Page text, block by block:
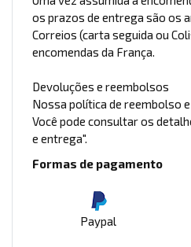
os prazos de entrega são os
Correios (carta seguida ou
encomendas da França.
Devoluções e reembolsos
Nossa política de reembolso
Você pode consultar os
e entrega".
Formas de pagamento
Paypal